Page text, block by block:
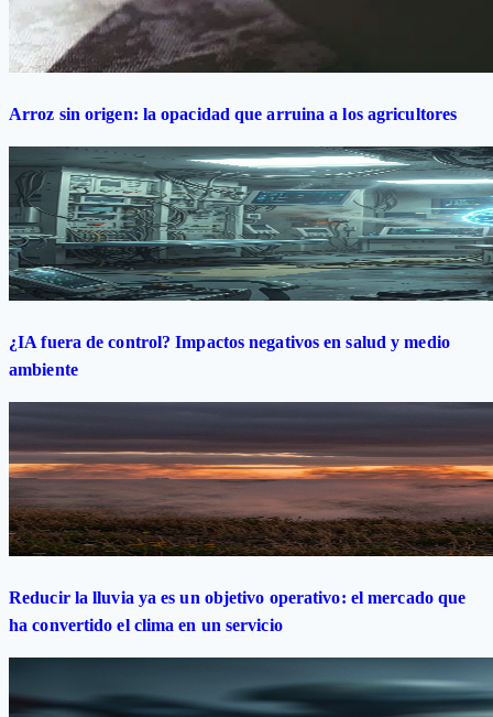
Arroz sin origen: la opacidad que arruina a los agricultores
¿IA fuera de control? Impactos negativos en salud y medio
ambiente
Reducir la lluvia ya es un objetivo operativo: el mercado que
ha convertido el clima en un servicio